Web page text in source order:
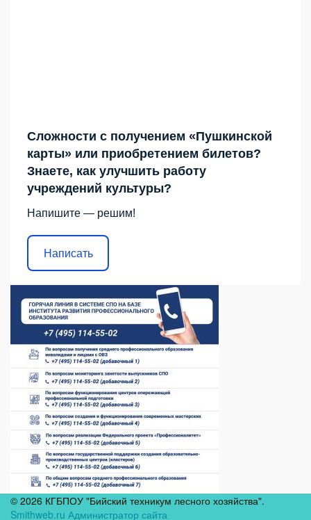
Сложности с получением «Пушкинской
карты» или приобретением билетов?
Знаете, как улучшить работу
учреждений культуры?
Напишите — решим!
Написать
© 2026 КГБПОУ "Бийский техникум лесного хозяйства".
Smithweb.ru Администратор сайта